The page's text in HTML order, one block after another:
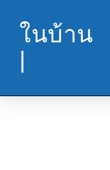
ในบ้าน
|